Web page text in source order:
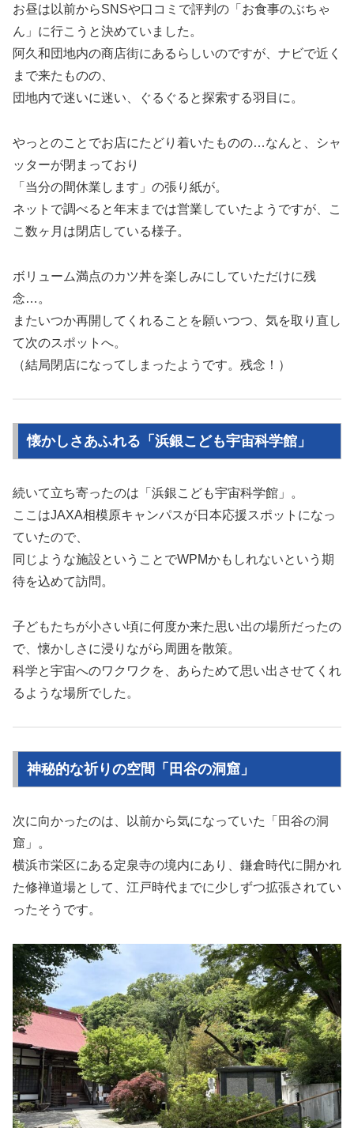
お昼は以前からSNSや口コミで評判の「お食事のぶちゃ
ん」に行こうと決めていました。
阿久和団地内の商店街にあるらしいのですが、ナビで近く
まで来たものの、
団地内で迷いに迷い、ぐるぐると探索する羽目に。
やっとのことでお店にたどり着いたものの…なんと、シャ
ッターが閉まっており
「当分の間休業します」の張り紙が。
ネットで調べると年末までは営業していたようですが、こ
こ数ヶ月は閉店している様子。
ボリューム満点のカツ丼を楽しみにしていただけに残
念…。
またいつか再開してくれることを願いつつ、気を取り直し
て次のスポットへ。
（結局閉店になってしまったようです。残念！）
懐かしさあふれる「浜銀こども宇宙科学館」
続いて立ち寄ったのは「浜銀こども宇宙科学館」。
ここはJAXA相模原キャンパスが日本応援スポットになっ
ていたので、
同じような施設ということでWPMかもしれないという期
待を込めて訪問。
子どもたちが小さい頃に何度か来た思い出の場所だったの
で、懐かしさに浸りながら周囲を散策。
科学と宇宙へのワクワクを、あらためて思い出させてくれ
るような場所でした。
神秘的な祈りの空間「田谷の洞窟」
次に向かったのは、以前から気になっていた「田谷の洞
窟」。
横浜市栄区にある定泉寺の境内にあり、鎌倉時代に開かれ
た修禅道場として、江戸時代までに少しずつ拡張されてい
ったそうです。